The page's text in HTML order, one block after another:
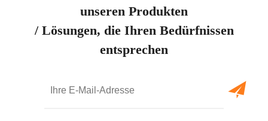
unseren Produkten
/ Lösungen, die Ihren Bedürfnissen
entsprechen